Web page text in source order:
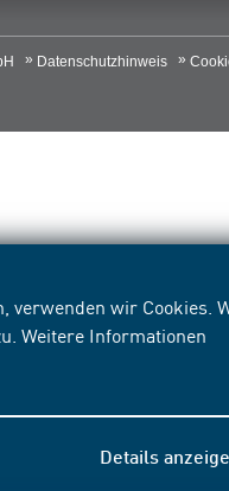
wir Cookies.
Weitere Informationen
Details
Datenschutzhinweis